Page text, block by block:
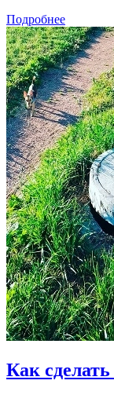
Подробнее
Как